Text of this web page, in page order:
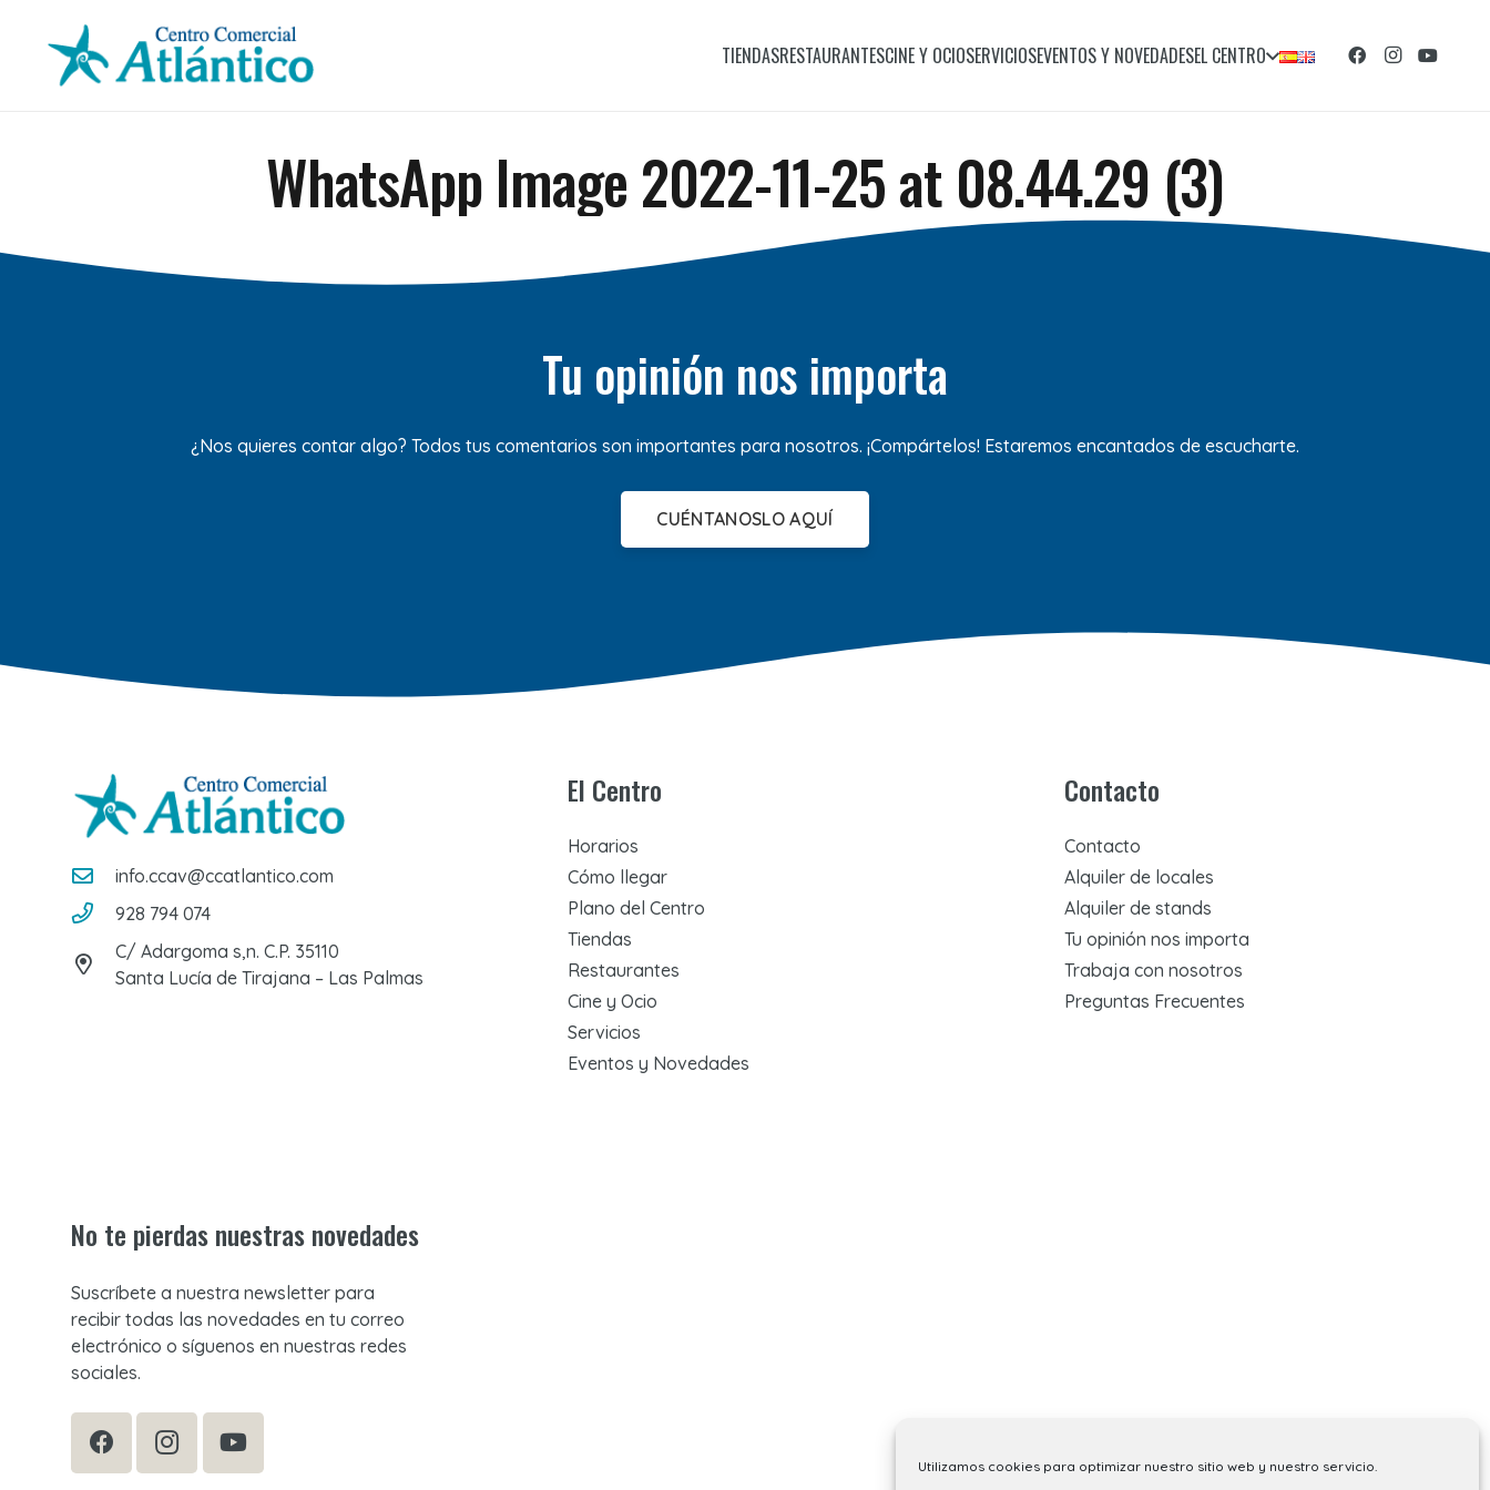
Utilizamos cookies para optimizar nuestro sitio web y nuestro servicio.
TIENDASRESTAURANTESCINE Y OCIOSERVICIOSEVENTOS Y NOVEDADESEL CENTRO
WhatsApp Image 2022-11-25 at 08.44.29 (3)
Tu opinión nos importa
¿Nos quieres contar algo? Todos tus comentarios son importantes para nosotros. ¡Compártelos! Estaremos encantados de escucharte.
CUÉNTANOSLO AQUÍ
info.ccav@ccatlantico.com
928 794 074
C/ Adargoma s,n. C.P. 35110
Santa Lucía de Tirajana – Las Palmas
El Centro
Horarios
Cómo llegar
Plano del Centro
Tiendas
Restaurantes
Cine y Ocio
Servicios
Eventos y Novedades
Contacto
Contacto
Alquiler de locales
Alquiler de stands
Tu opinión nos importa
Trabaja con nosotros
Preguntas Frecuentes
No te pierdas nuestras novedades
Suscríbete a nuestra newsletter para
recibir todas las novedades en tu correo
electrónico o síguenos en nuestras redes
sociales.